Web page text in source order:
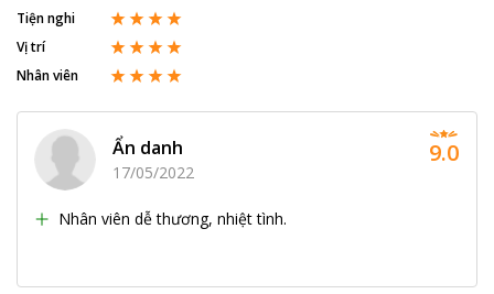
Tiện nghi
Vị trí
Nhân viên
Ẩn danh
17/05/2022
Nhân viên dễ thương, nhiệt tình.
9.0